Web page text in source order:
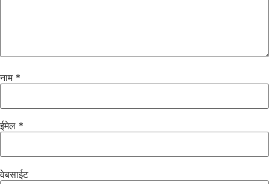
नाम *
ईमेल *
वेबसाईट